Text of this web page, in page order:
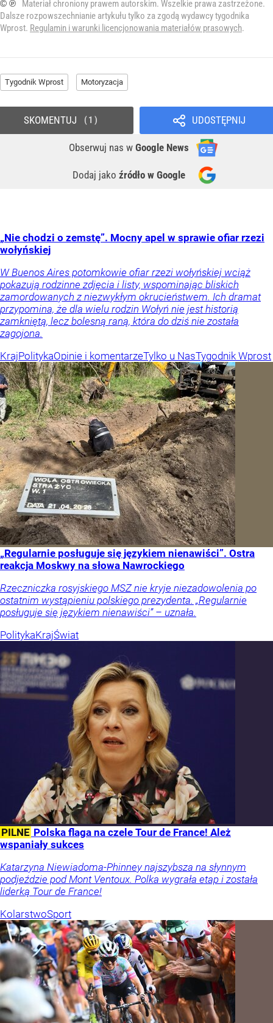
© ℗
Materiał chroniony prawem autorskim. Wszelkie prawa zastrzeżone.
Dalsze rozpowszechnianie artykułu tylko za zgodą wydawcy tygodnika
Wprost. Regulamin i warunki licencjonowania materiałów prasowych.
Tygodnik Wprost Motoryzacja
UDOSTĘPNIJ
Obserwuj nas w Google News
Dodaj jako źródło w Google
SKOMENTUJ 1
„Nie chodzi o zemstę”. Mocny apel w sprawie ofiar rzezi
wołyńskiej
W Buenos Aires potomkowie ofiar rzezi wołyńskiej wciąż
pokazują rodzinne zdjęcia i listy, wspominając bliskich
zamordowanych z niezwykłym okrucieństwem. Ich dramat
przypomina, że dla wielu rodzin Wołyń nie jest historią
zamkniętą, lecz bolesną raną, która do dziś nie została
zagojona.
KrajPolitykaOpinie i komentarzeTylko u NasTygodnik Wprost
„Regularnie posługuje się językiem nienawiści”. Ostra
reakcja Moskwy na słowa Nawrockiego
Rzeczniczka rosyjskiego MSZ nie kryje niezadowolenia po
ostatnim wystąpieniu polskiego prezydenta. „Regularnie
posługuje się językiem nienawiści” – uznała.
PolitykaKrajŚwiat
PILNE Polska flaga na czele Tour de France! Ależ
wspaniały sukces
Katarzyna Niewiadoma-Phinney najszybsza na słynnym
podjeździe pod Mont Ventoux. Polka wygrała etap i została
liderką Tour de France!
KolarstwoSport